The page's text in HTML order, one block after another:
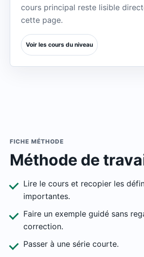
cours principal reste lisible
cette page.
Voir les cours du niveau
FICHE MÉTHODE
Méthode de
Lire le cours et recopier les
importantes.
Faire un exemple guidé sans
correction.
Passer à une série courte.